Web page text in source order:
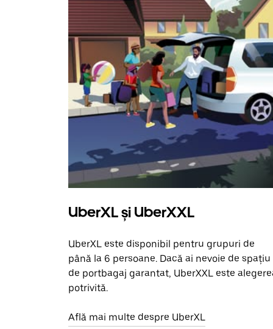
UberXL și UberXXL
UberXL este disponibil pentru grupuri de
până la 6 persoane. Dacă ai nevoie de spațiu
de portbagaj garantat, UberXXL este
potrivită.
Află mai multe despre UberXL